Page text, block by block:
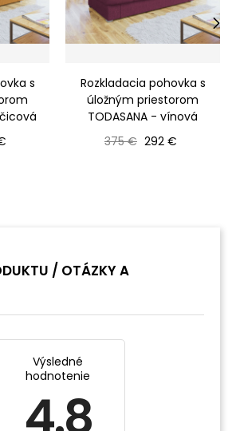
s
Rozkladacia pohovka s
úložným priestorom
TODASANA - vínová
Bežná cena
375 € Cena
292 €
/ OTÁZKY A
Výsledné
hodnotenie
4.8